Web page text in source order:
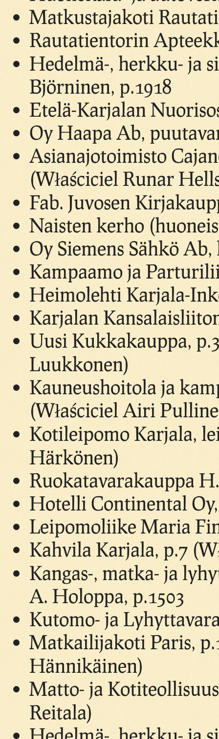
Matkustajakoti
Rautatientorin
Hedelmä-, herkku- ja
Björninen, p.1918
Etelä-Karjalan
Oy Haapa Ab,
Asianajotoimisto
(Właściciel Runar
Fab. Juvosen
Naisten kerho
Oy Siemens Sähkö
Kampaamo ja
Heimolehti Karjala-
Karjalan
Uusi Kukkakauppa,
Luukkonen)
Kauneushoitola ja
(Właściciel Airi
Kotileipomo Karjala,
Härkönen)
Ruokatavarakauppa
Hotelli Continental Oy,
Leipomoliike Maria
Kahvila Karjala, p.7
Kangas-, matka- ja
A. Holoppa, p.1503
Kutomo- ja
Matkailijakoti Paris,
Hännikäinen)
Matto- ja
Reitala)